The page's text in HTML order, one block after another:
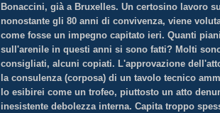
Bonaccini, già a Bruxelles. Un certosino lavoro
nonostante gli 80 anni di convivenza, viene
come fosse un impegno capitato ieri. Quanti
sull'arenile in questi anni si sono fatti? Molti
consigliati, alcuni copiati. L'approvazione
la consulenza (corposa) di un tavolo tecnico
lo esibirei come un trofeo, piuttosto un atto
inesistente debolezza interna. Capita troppo